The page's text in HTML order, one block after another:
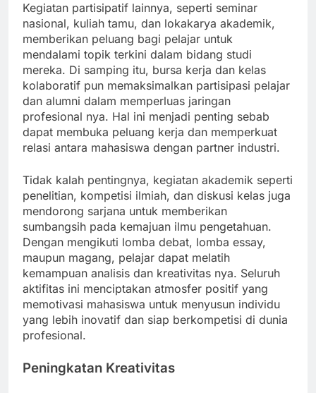
Kegiatan partisipatif lainnya, seperti seminar
nasional, kuliah tamu, dan lokakarya akademik,
memberikan peluang bagi pelajar untuk
mendalami topik terkini dalam bidang studi
mereka. Di samping itu, bursa kerja dan kelas
kolaboratif pun memaksimalkan partisipasi pelajar
dan alumni dalam memperluas jaringan
profesional nya. Hal ini menjadi penting sebab
dapat membuka peluang kerja dan memperkuat
relasi antara mahasiswa dengan partner industri.
Tidak kalah pentingnya, kegiatan akademik seperti
penelitian, kompetisi ilmiah, dan diskusi kelas juga
mendorong sarjana untuk memberikan
sumbangsih pada kemajuan ilmu pengetahuan.
Dengan mengikuti lomba debat, lomba essay,
maupun magang, pelajar dapat melatih
kemampuan analisis dan kreativitas nya. Seluruh
aktifitas ini menciptakan atmosfer positif yang
memotivasi mahasiswa untuk menyusun individu
yang lebih inovatif dan siap berkompetisi di dunia
profesional.
Peningkatan Kreativitas